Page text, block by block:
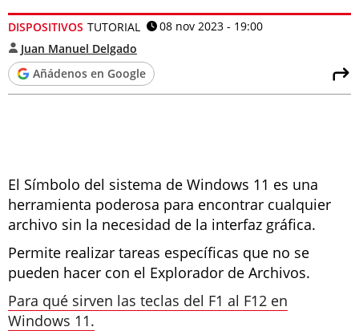
DISPOSITIVOS TUTORIAL
08 nov 2023 - 19:00
Juan Manuel Delgado
Añádenos en Google
El Símbolo del sistema de Windows 11 es una
herramienta poderosa para encontrar cualquier
archivo sin la necesidad de la interfaz gráfica.
Permite realizar tareas específicas que no se
pueden hacer con el Explorador de Archivos.
Para qué sirven las teclas del F1 al F12 en
Windows 11.